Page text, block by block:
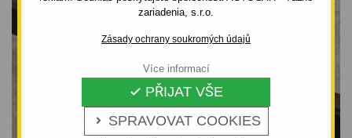
zariadenia, s.r.o.
Zásady ochrany soukromých údajů
 SPRAVOVAT COOKIES
 PŘIJAT VŠE
Více informací